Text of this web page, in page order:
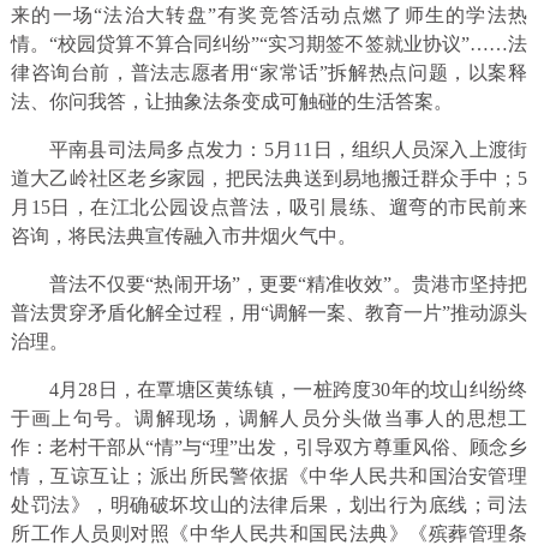
来的一场“法治大转盘”有奖竞答活动点燃了师生的学法热
情。“校园贷算不算合同纠纷”“实习期签不签就业协议”……法
律咨询台前，普法志愿者用“家常话”拆解热点问题，以案释
法、你问我答，让抽象法条变成可触碰的生活答案。
平南县司法局多点发力：5月11日，组织人员深入上渡街
道大乙岭社区老乡家园，把民法典送到易地搬迁群众手中；5
月15日，在江北公园设点普法，吸引晨练、遛弯的市民前来
咨询，将民法典宣传融入市井烟火气中。
普法不仅要“热闹开场”，更要“精准收效”。贵港市坚持把
普法贯穿矛盾化解全过程，用“调解一案、教育一片”推动源头
治理。
4月28日，在覃塘区黄练镇，一桩跨度30年的坟山纠纷终
于画上句号。调解现场，调解人员分头做当事人的思想工
作：老村干部从“情”与“理”出发，引导双方尊重风俗、顾念乡
情，互谅互让；派出所民警依据《中华人民共和国治安管理
处罚法》，明确破坏坟山的法律后果，划出行为底线；司法
所工作人员则对照《中华人民共和国民法典》《殡葬管理条